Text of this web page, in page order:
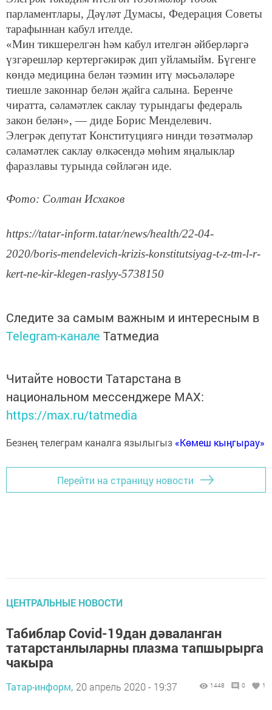
парламентлары, Дәүләт Думасы, Федерация Советы
тарафыннан кабул ителде.
«Мин тикшерелгән һәм кабул ителгән әйберләргә
үзгәрешләр кертергәкирәк дип уйламыйм. Бүгенге
көндә медицина белән тәэмин итү мәсьәләләре
тиешле законнар белән җайга салына. Беренче
чиратта, сәламәтлек саклау турындагы федераль
закон белән», — диде Борис Менделевич.
Элегрәк депутат Конституциягә нинди төзәтмәләр
сәламәтлек саклау өлкәсендә мөһим яңалыклар
фаразлавы турында сөйләгән иде.
Фото: Солтан Исхаков
https://tatar-inform.tatar/news/health/22-04-
2020/boris-mendelevich-krizis-konstitutsiyag-t-z-tm-l-r-
kert-ne-kir-klegen-raslyy-5738150
Следите за самым важным и интересным в
Telegram-канале Татмедиа
Читайте новости Татарстана в
национальном мессенджере MАХ:
https://max.ru/tatmedia
Безнең телеграм каналга язылыгыз «Көмеш кыңгырау»
Перейти на страницу новости
ЦЕНТРАЛЬНЫЕ НОВОСТИ
Табиблар Covid-19дан дәваланган
татарстанлыларны плазма тапшырырга
чакыра
Татар-информ, 20 апрель 2020 - 19:37 1448 0 1